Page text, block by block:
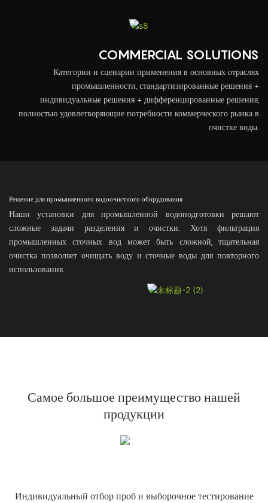
COMMERCIAL SOLUTIONS
Категории и сценарии применения в основных отраслях
промышленности, стандартизированные решения +
индивидуальные решения + дифференцированные решения,
полностью удовлетворяющие потребности коммерческого рынка в
очистке воды.
Решение для промышленного водоочистного оборудования
Наши установки для промышленной водоподготовки решают
сложные задачи разделения и очистки. Хотя фильтрация
промышленных сточных вод может быть сложной, тщательная
очистка позволяет очищать воду и сточные воды для повторного
использования.
Самое большое преимущество нашей
продукции
Индивидуальный отбор проб и выборочное тестирование